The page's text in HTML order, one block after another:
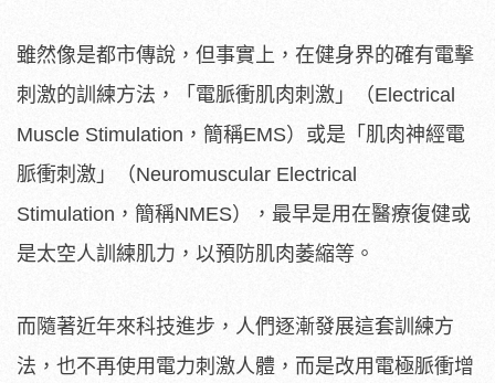
雖然像是都市傳說，但事實上，在健身界的確有電擊
刺激的訓練方法，「電脈衝肌肉刺激」（Electrical
Muscle Stimulation，簡稱EMS）或是「肌肉神經電
脈衝刺激」（Neuromuscular Electrical
Stimulation，簡稱NMES），最早是用在醫療復健或
是太空人訓練肌力，以預防肌肉萎縮等。
而隨著近年來科技進步，人們逐漸發展這套訓練方
法，也不再使用電力刺激人體，而是改用電極脈衝增